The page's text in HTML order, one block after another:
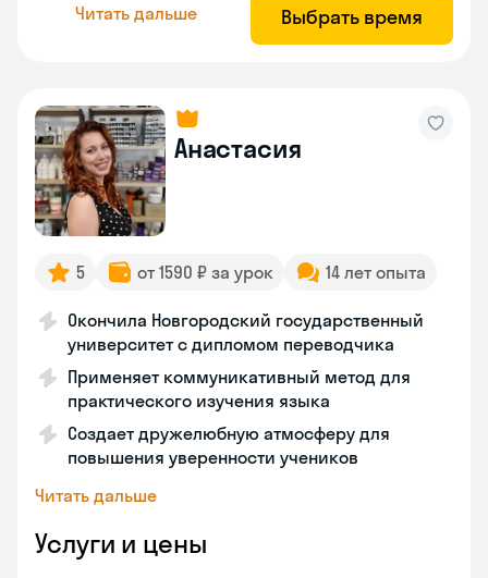
Читать дальше Выбрать время
Анастасия
5 от 1590 ₽ за урок 14 лет опыта
Окончила Новгородский государственный
университет с дипломом переводчика
Применяет коммуникативный метод для
практического изучения языка
Создает дружелюбную атмосферу для
повышения уверенности учеников
Читать дальше
Услуги и цены